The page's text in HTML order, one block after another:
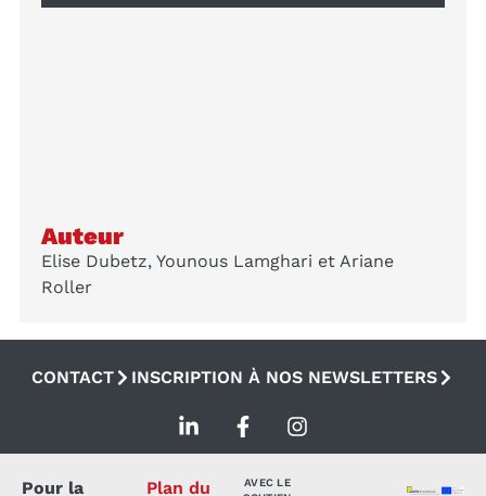
Auteur
Elise Dubetz, Younous Lamghari et Ariane
Roller
CONTACT INSCRIPTION À NOS NEWSLETTERS
Pour la
AVEC LE
Plan du